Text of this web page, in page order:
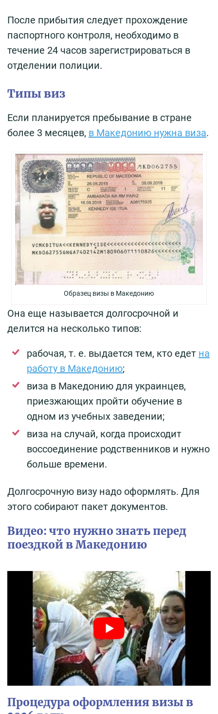
После прибытия следует прохождение
паспортного контроля, необходимо в
течение 24 часов зарегистрироваться в
отделении полиции.
Типы виз
Если планируется пребывание в стране
более 3 месяцев, в Македонию нужна виза.
Образец визы в Македонию
Она еще называется долгосрочной и
делится на несколько типов:
рабочая, т. е. выдается тем, кто едет на
работу в Македонию;
виза в Македонию для украинцев,
приезжающих пройти обучение в
одном из учебных заведении;
виза на случай, когда происходит
воссоединение родственников и нужно
больше времени.
Долгосрочную визу надо оформлять. Для
этого собирают пакет документов.
Видео: что нужно знать перед
поездкой в Македонию
Процедура оформления визы в